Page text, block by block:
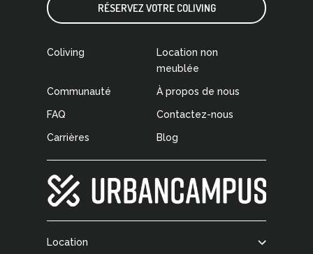
Location
RÉSERVEZ VOTRE COLIVING
Coliving
Location non
meublée
Communauté À propos de nous
FAQ Contactez-nous
Carrières Blog